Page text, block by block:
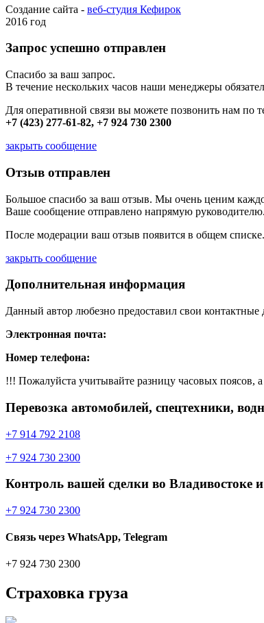
Создание сайта - веб-студия Кефирок
2016 год
Запрос успешно отправлен
Спасибо за ваш запрос.
В течение нескольких часов наши менеджеры
Для оперативной связи вы можете позвонить нам по
+7 (423) 277-61-82, +7 924 730 2300
закрыть сообщение
Отзыв отправлен
Большое спасибо за ваш отзыв. Мы очень ценим
Ваше сообщение отправлено напрямую руководителю.
После модерации ваш отзыв появится в общем списке.
закрыть сообщение
Дополнительная информация
Данный автор любезно предоставил свои
Электронная почта:
Номер телефона:
!!! Пожалуйста учитывайте разницу часовых поясов,
Перевозка автомобилей, спецтехники,
+7 914 792 2108
+7 924 730 2300
Контроль вашей сделки во Владивостоке
+7 924 730 2300
Связь через WhatsApp, Telegram
+7 924 730 2300
Страховка груза